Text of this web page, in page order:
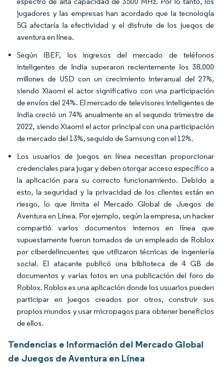
jugadores y las empresas han acordado que la tecnología
5G afectaría la efectividad y el disfrute de los juegos de
aventura en línea.
Según IBEF, los ingresos del mercado de teléfonos
inteligentes de India superaron recientemente los 38.000
millones de USD con un crecimiento interanual del 27%,
siendo Xiaomi el actor significativo con una participación
de envíos del 24%. El mercado de televisores inteligentes de
India creció un 74% anualmente en el segundo trimestre de
2022, siendo Xiaomi el actor principal con una participación
de mercado del 13%, seguido de Samsung con el 12%.
Los usuarios de juegos en línea necesitan proporcionar
credenciales para jugar y deben otorgar acceso específico a
la aplicación para su correcto funcionamiento. Debido a
esto, la seguridad y la privacidad de los clientes están en
riesgo, lo que limita el Mercado Global de Juegos de
Aventura en Línea. Por ejemplo, según la empresa, un hacker
compartió varios documentos internos en línea que
supuestamente fueron tomados de un empleado de Roblox
por ciberdelincuentes que utilizaron técnicas de ingeniería
social. El atacante publicó una biblioteca de 4 GB de
documentos y varias fotos en una publicación del foro de
Roblox. Roblox es una aplicación donde los usuarios pueden
participar en juegos creados por otros, construir sus
propios mundos y usar micropagos para obtener beneficios
de ellos.
Tendencias e Información del Mercado Global
de Juegos de Aventura en Línea